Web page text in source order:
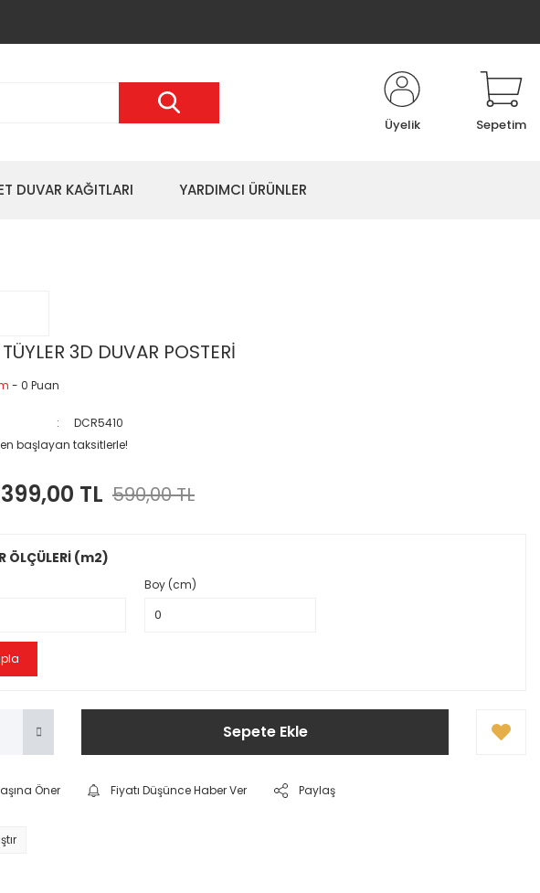
Üyelik Sepetim
DUVAR KAĞITLARI YARDIMCI ÜRÜNLER
3D DUVAR POSTERİ
- 0 Puan
DCR5410
başlayan taksitlerle!
399,00 TL 590,00 TL
ÖLÇÜLERİ (m2)
Boy (cm)
Sepete Ekle
Öner Fiyatı Düşünce Haber Ver Paylaş